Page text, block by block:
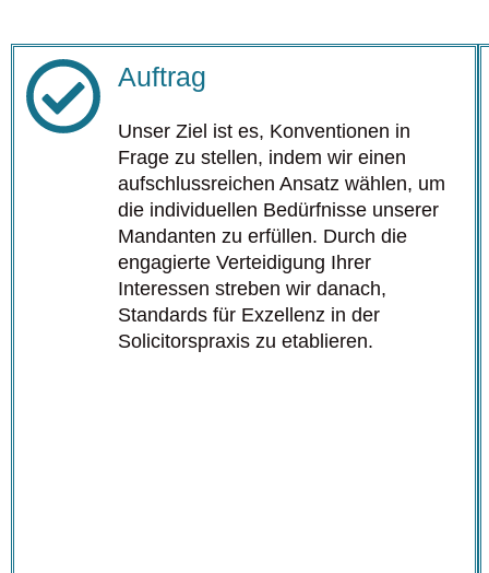
Auftrag
Unser Ziel ist es, Konventionen in
Frage zu stellen, indem wir einen
aufschlussreichen Ansatz wählen, um
die individuellen Bedürfnisse unserer
Mandanten zu erfüllen. Durch die
engagierte Verteidigung Ihrer
Interessen streben wir danach,
Standards für Exzellenz in der
Solicitorspraxis zu etablieren.